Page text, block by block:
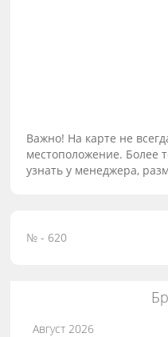
Важно! На карте не
местоположение.
узнать у менеджера,
№ - 620
Август 2026